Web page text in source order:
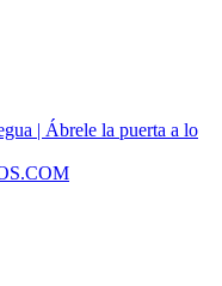
| Ábrele la puerta a lo